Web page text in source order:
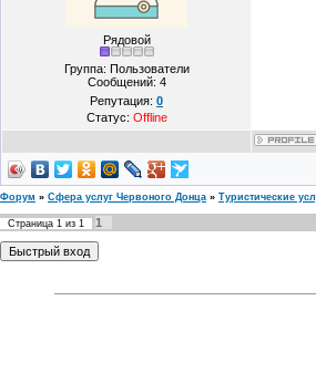
Рядовой
Группа: Пользователи
Сообщений: 4
Репутация: 0
Статус: Offline
Форум » Сфера услуг Червоного Донца » Туристические
Страница 1 из 1 1